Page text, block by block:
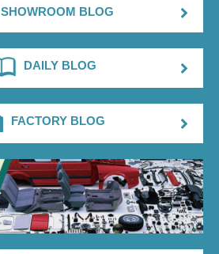
SHOWROOM BLOG
DAILY BLOG
FACTORY BLOG